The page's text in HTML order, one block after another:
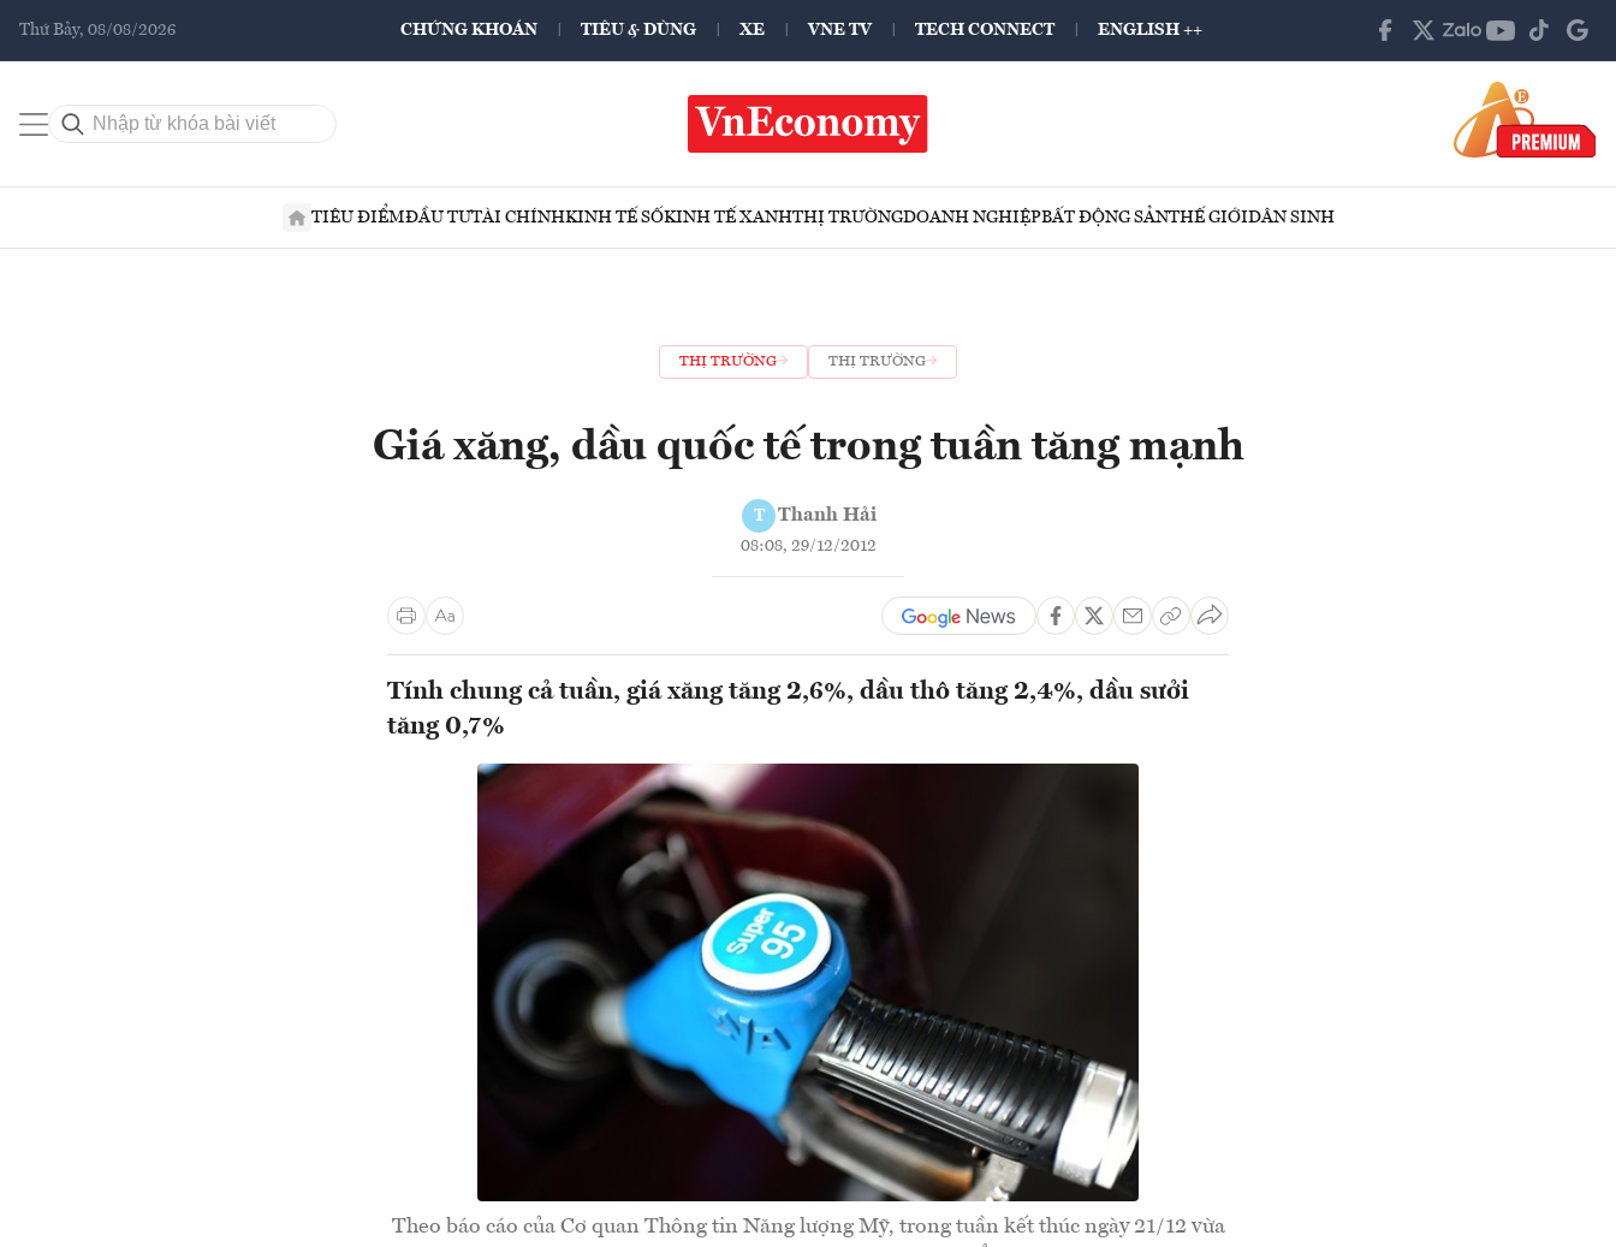
Thứ Bảy, 08/08/2026 CHỨNG KHOÁN TIÊU & DÙNG XE VNE TV TECH CONNECT ENGLISH ++
TIÊU ĐIỂMĐẦU TƯTÀI CHÍNHKINH TẾ SỐKINH TẾ XANHTHỊ TRƯỜNGDOANH NGHIỆPBẤT ĐỘNG SẢNTHẾ GIỚIDÂN SINH
THỊ TRƯỜNG THỊ TRƯỜNG
Giá xăng, dầu quốc tế trong tuần tăng mạnh
T Thanh Hải
08:08, 29/12/2012
Tính chung cả tuần, giá xăng tăng 2,6%, dầu thô tăng 2,4%, dầu sưởi
tăng 0,7%
Theo báo cáo của Cơ quan Thông tin Năng lượng Mỹ, trong tuần kết thúc ngày 21/12 vừa